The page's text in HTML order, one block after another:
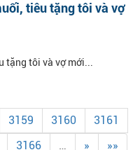
tiêu tặng tôi và vợ
tặng tôi và vợ mới...
3159 3160
3161
3166 … » »»